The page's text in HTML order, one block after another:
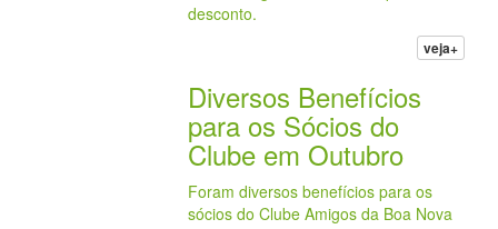
desconto.
veja+
Diversos Benefícios
para os Sócios do
Clube em Outubro
Foram diversos benefícios para os
sócios do Clube Amigos da Boa Nova